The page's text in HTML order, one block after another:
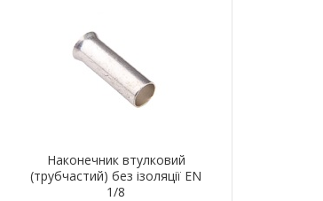
Наконечник втулковий
(трубчастий) без ізоляції EN
1/8